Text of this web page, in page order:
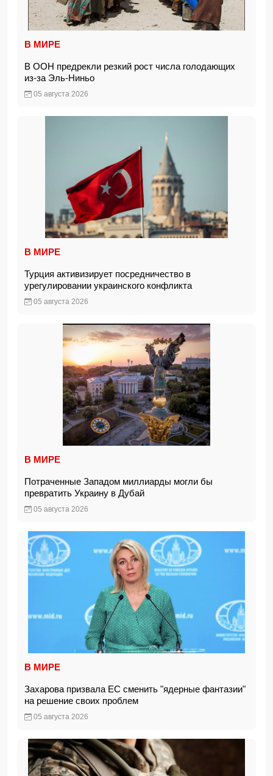
В МИРЕ
В ООН предрекли резкий рост числа голодающих
из-за Эль-Ниньо
05 августа 2026
В МИРЕ
Турция активизирует посредничество в
урегулировании украинского конфликта
05 августа 2026
В МИРЕ
Потраченные Западом миллиарды могли бы
превратить Украину в Дубай
05 августа 2026
В МИРЕ
Захарова призвала ЕС сменить "ядерные фантазии"
на решение своих проблем
05 августа 2026